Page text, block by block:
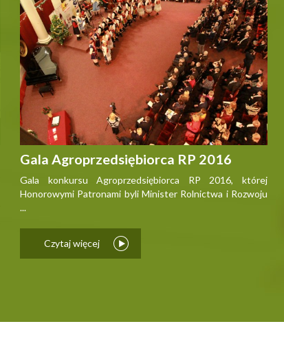
Gala Agroprzedsiębiorca RP 2016
Gala konkursu Agroprzedsiębiorca RP 2016, której
Honorowymi Patronami byli Minister Rolnictwa i Rozwoju
...
Czytaj więcej